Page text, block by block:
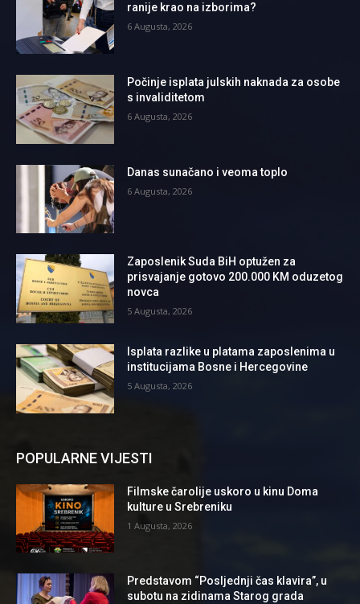
ranije krao na izborima?
6 Augusta, 2026
Počinje isplata julskih naknada za osobe
s invaliditetom
6 Augusta, 2026
Danas sunačano i veoma toplo
6 Augusta, 2026
Zaposlenik Suda BiH optužen za
prisvajanje gotovo 200.000 KM oduzetog
novca
5 Augusta, 2026
Isplata razlike u platama zaposlenima u
institucijama Bosne i Hercegovine
5 Augusta, 2026
POPULARNE VIJESTI
Filmske čarolije uskoro u kinu Doma
kulture u Srebreniku
1 Augusta, 2026
Predstavom “Posljednji čas klavira”, u
subotu na zidinama Starog grada